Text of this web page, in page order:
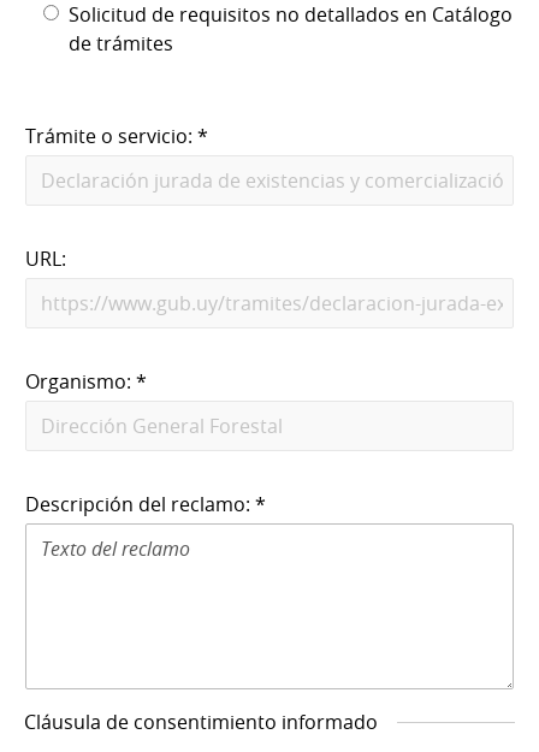
Solicitud de requisitos no detallados en Catálogo
de trámites
Trámite o servicio: *
URL:
Organismo: *
Descripción del reclamo: *
Cláusula de consentimiento informado